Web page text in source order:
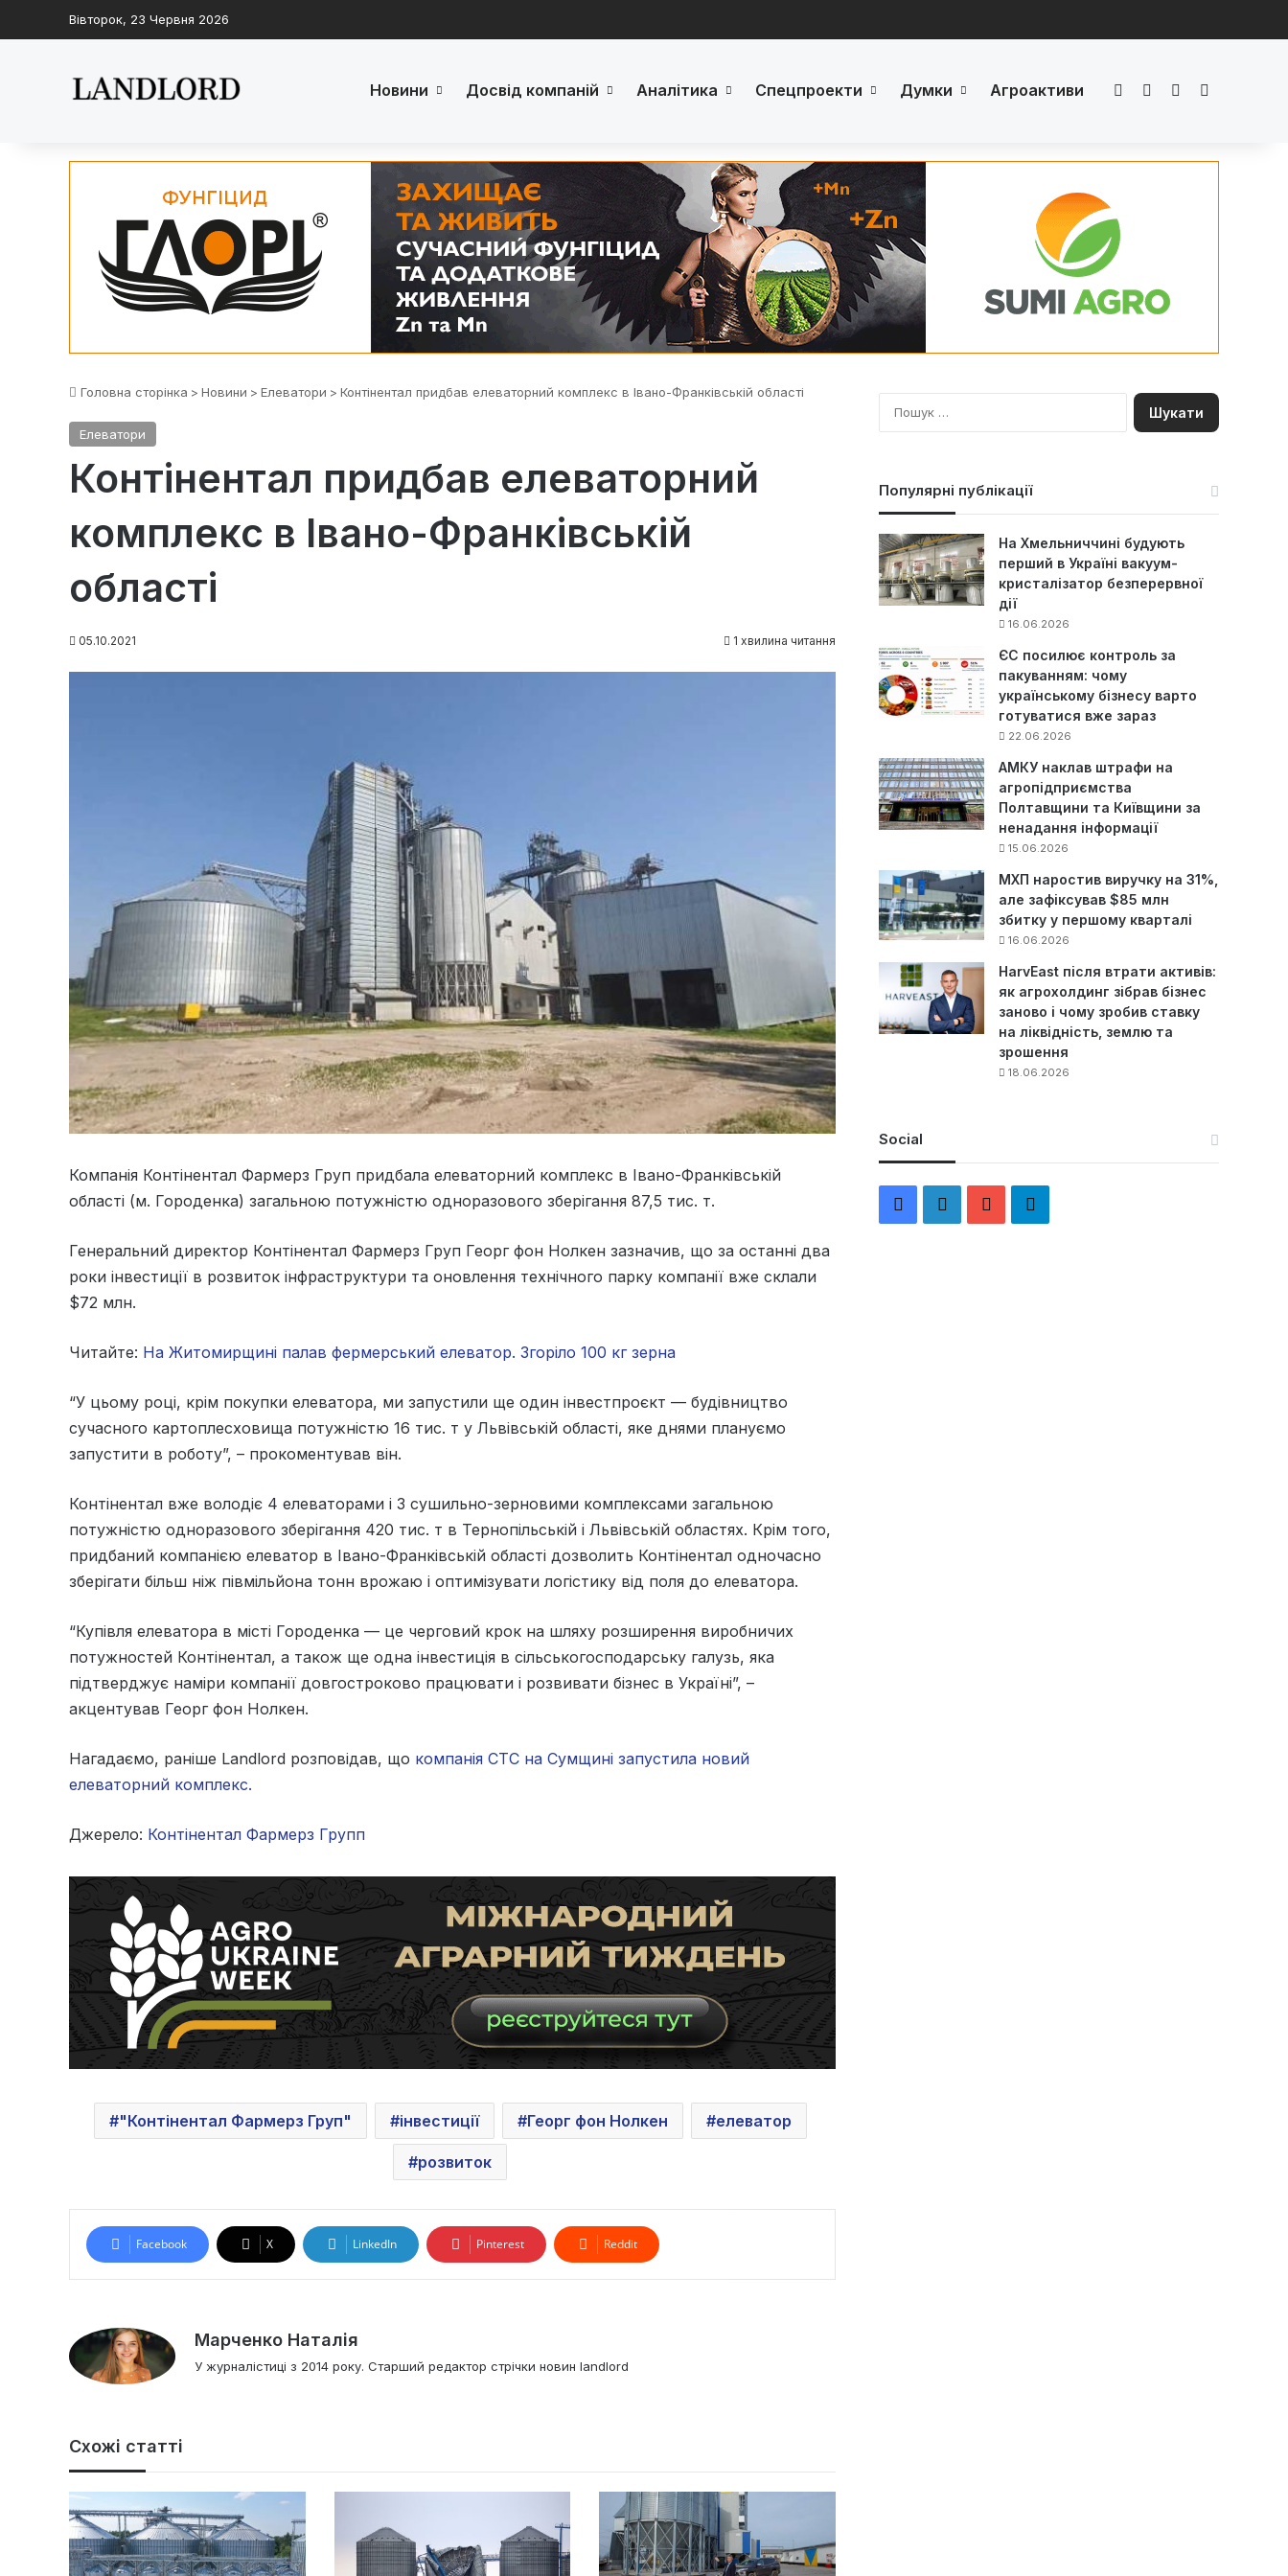
Вівторок, 23 Червня 2026
Новини Досвід компаній Аналітика Спецпроекти Думки Агроактиви FacebookLinkedInYouTube
Головна сторінка > Новини > Елеватори > Контінентал придбав елеваторний комплекс в Івано-Франківській області
Елеватори
Контінентал придбав елеваторний
комплекс в Івано-Франківській
області
05.10.2021 1 хвилина читання
Компанія Контінентал Фармерз Груп придбала елеваторний комплекс в Івано-Франківській
області (м. Городенка) загальною потужністю одноразового зберігання 87,5 тис. т.
Генеральний директор Контінентал Фармерз Груп Георг фон Нолкен зазначив, що за останні два
роки інвестиції в розвиток інфраструктури та оновлення технічного парку компанії вже склали
$72 млн.
Читайте: На Житомирщині палав фермерський елеватор. Згоріло 100 кг зерна
“У цьому році, крім покупки елеватора, ми запустили ще один інвестпроєкт — будівництво
сучасного картоплесховища потужністю 16 тис. т у Львівській області, яке днями плануємо
запустити в роботу”, – прокоментував він.
Контінентал вже володіє 4 елеваторами і 3 сушильно-зерновими комплексами загальною
потужністю одноразового зберігання 420 тис. т в Тернопільській і Львівській областях. Крім того,
придбаний компанією елеватор в Івано-Франківській області дозволить Контінентал одночасно
зберігати більш ніж півмільйона тонн врожаю і оптимізувати логістику від поля до елеватора.
“Купівля елеватора в місті Городенка — це черговий крок на шляху розширення виробничих
потужностей Контінентал, а також ще одна інвестиція в сільськогосподарську галузь, яка
підтверджує наміри компанії довгостроково працювати і розвивати бізнес в Україні”, –
акцентував Георг фон Нолкен.
Нагадаємо, раніше Landlord розповідав, що компанія СТС на Сумщині запустила новий
елеваторний комплекс.
Джерело: Контінентал Фармерз Групп
"Контінентал Фармерз Груп" інвестиції Георг фон Нолкен елеватор
розвиток
Facebook X LinkedIn Pinterest Reddit
Марченко Наталія
У журналістиці з 2014 року. Старший редактор стрічки новин landlord
Схожі статті
П
о
Популярні публікації
На Хмельниччині будують
перший в Україні вакуум-
кристалізатор безперервної
дії
16.06.2026
ЄС посилює контроль за
пакуванням: чому
українському бізнесу варто
готуватися вже зараз
22.06.2026
АМКУ наклав штрафи на
агропідприємства
Полтавщини та Київщини за
ненадання інформації
15.06.2026
МХП наростив виручку на 31%,
але зафіксував $85 млн
збитку у першому кварталі
16.06.2026
HarvEast після втрати активів:
як агрохолдинг зібрав бізнес
заново і чому зробив ставку
на ліквідність, землю та
зрошення
18.06.2026
Social